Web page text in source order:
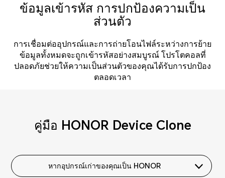
ข้อมูลเข้ารหัส การปกป้องความเป็น
ส่วนตัว
การเชื่อมต่ออุปกรณ์และการถ่ายโอนไฟล์ระหว่างการย้าย
ข้อมูลทั้งหมดจะถูกเข้ารหัสอย่างสมบูรณ์ โปรโตคอลที่
ปลอดภัยช่วยให้ความเป็นส่วนตัวของคุณได้รับการปกป้อง
ตลอดเวลา
คู่มือ HONOR Device Clone
หากอุปกรณ์เก่าของคุณเป็น HONOR